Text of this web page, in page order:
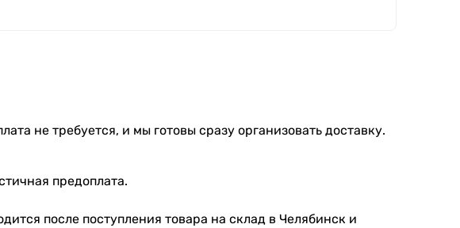
не требуется, и мы готовы сразу организовать доставку.
предоплата.
после поступления товара на склад в Челябинск и